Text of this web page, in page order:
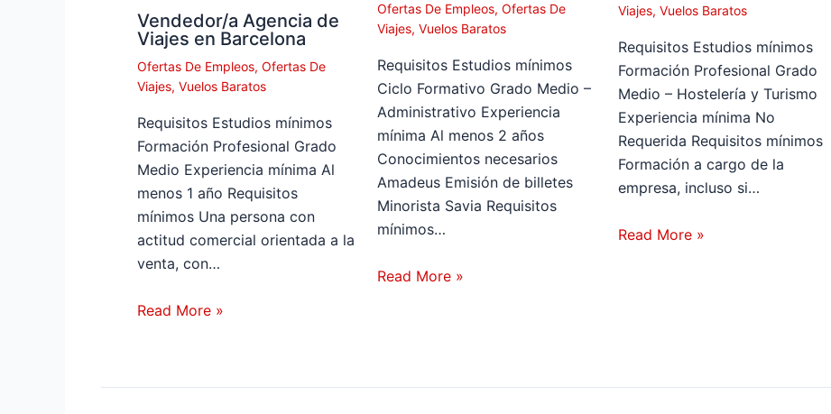
Vendedor/a Agencia de
Viajes en Barcelona
Ofertas De Empleos, Ofertas De
Viajes, Vuelos Baratos
Requisitos Estudios mínimos
Formación Profesional Grado
Medio Experiencia mínima Al
menos 1 año Requisitos
mínimos Una persona con
actitud comercial orientada a la
venta, con…
Read More »
Ofertas De Empleos,Ofertas De
Viajes,Vuelos Baratos
Requisitos Estudios mínimos
Ciclo Formativo Grado Medio –
Administrativo Experiencia
mínima Al menos 2 años
Conocimientos necesarios
Amadeus Emisión de billetes
Minorista Savia Requisitos
mínimos…
Read More »
Viajes, Vuelos Baratos
Requisitos Estudios mínimos
Formación Profesional Grado
Medio – Hostelería y Turismo
Experiencia mínima No
Requerida Requisitos mínimos
Formación a cargo de la
empresa, incluso si…
Read More »